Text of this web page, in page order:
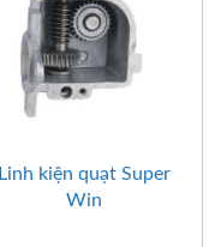
Linh kiện quạt Super
Win